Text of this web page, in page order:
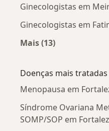
Ginecologistas em
Ginecologistas em
Mais (13)
Doenças mais tratadas
Menopausa em
Síndrome Ovariana
SOMP/SOP em